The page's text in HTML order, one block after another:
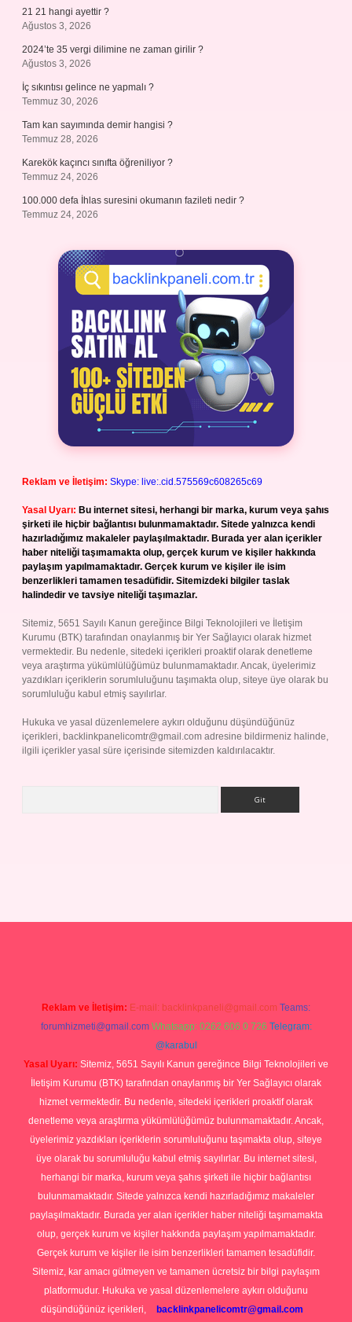
21 21 hangi ayettir ?
Ağustos 3, 2026
2024’te 35 vergi dilimine ne zaman girilir ?
Ağustos 3, 2026
İç sıkıntısı gelince ne yapmalı ?
Temmuz 30, 2026
Tam kan sayımında demir hangisi ?
Temmuz 28, 2026
Karekök kaçıncı sınıfta öğreniliyor ?
Temmuz 24, 2026
100.000 defa İhlas suresini okumanın fazileti nedir ?
Temmuz 24, 2026
Reklam ve İletişim: Skype: live:.cid.575569c608265c69
Yasal Uyarı: Bu internet sitesi, herhangi bir marka, kurum veya şahıs
şirketi ile hiçbir bağlantısı bulunmamaktadır. Sitede yalnızca kendi
hazırladığımız makaleler paylaşılmaktadır. Burada yer alan içerikler
haber niteliği taşımamakta olup, gerçek kurum ve kişiler hakkında
paylaşım yapılmamaktadır. Gerçek kurum ve kişiler ile isim
benzerlikleri tamamen tesadüfidir. Sitemizdeki bilgiler taslak
halindedir ve tavsiye niteliği taşımazlar.
Sitemiz, 5651 Sayılı Kanun gereğince Bilgi Teknolojileri ve İletişim
Kurumu (BTK) tarafından onaylanmış bir Yer Sağlayıcı olarak hizmet
vermektedir. Bu nedenle, sitedeki içerikleri proaktif olarak denetleme
veya araştırma yükümlülüğümüz bulunmamaktadır. Ancak, üyelerimiz
yazdıkları içeriklerin sorumluluğunu taşımakta olup, siteye üye olarak bu
sorumluluğu kabul etmiş sayılırlar.
Hukuka ve yasal düzenlemelere aykırı olduğunu düşündüğünüz
içerikleri, backlinkpanelicomtr@gmail.com adresine bildirmeniz halinde,
ilgili içerikler yasal süre içerisinde sitemizden kaldırılacaktır.
Reklam ve İletişim: E-mail: backlinkpaneli@gmail.com Teams:
forumhizmeti@gmail.com Whatsapp: 0262 606 0 726 Telegram:
@karabul
Yasal Uyarı: Sitemiz, 5651 Sayılı Kanun gereğince Bilgi Teknolojileri ve
İletişim Kurumu (BTK) tarafından onaylanmış bir Yer Sağlayıcı olarak
hizmet vermektedir. Bu nedenle, sitedeki içerikleri proaktif olarak
denetleme veya araştırma yükümlülüğümüz bulunmamaktadır. Ancak,
üyelerimiz yazdıkları içeriklerin sorumluluğunu taşımakta olup, siteye
üye olarak bu sorumluluğu kabul etmiş sayılırlar. Bu internet sitesi,
herhangi bir marka, kurum veya şahıs şirketi ile hiçbir bağlantısı
bulunmamaktadır. Sitede yalnızca kendi hazırladığımız makaleler
paylaşılmaktadır. Burada yer alan içerikler haber niteliği taşımamakta
olup, gerçek kurum ve kişiler hakkında paylaşım yapılmamaktadır.
Gerçek kurum ve kişiler ile isim benzerlikleri tamamen tesadüfidir.
Sitemiz, kar amacı gütmeyen ve tamamen ücretsiz bir bilgi paylaşım
platformudur. Hukuka ve yasal düzenlemelere aykırı olduğunu
düşündüğünüz içerikleri,
backlinkpanelicomtr@gmail.com